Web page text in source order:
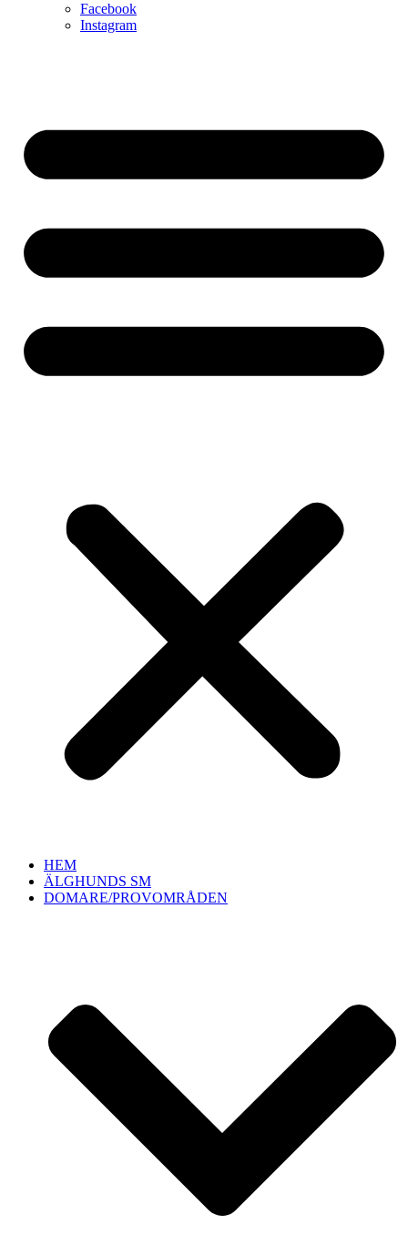
Facebook
Instagram
HEM
ÄLGHUNDS SM
DOMARE/PROVOMRÅDEN